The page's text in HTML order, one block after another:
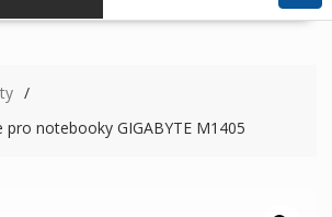
pro notebooky GIGABYTE M1405